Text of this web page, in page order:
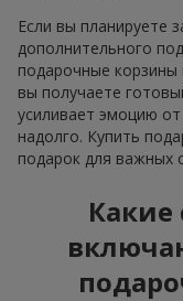
Если вы планируете
дополнительного
подарочные
вы получаете
усиливает эмоцию
надолго. Купить
подарок для важных